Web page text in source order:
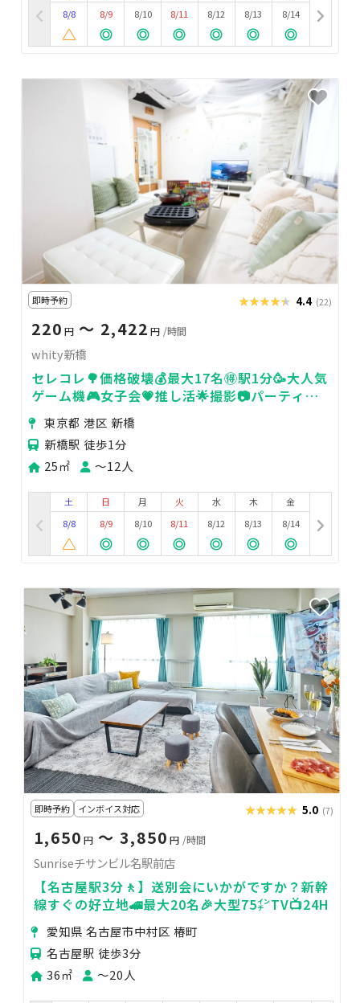
8/8
8/9
8/10
8/11
8/12
8/13
8/14
即時予約 ★★★★★
★★★★★ 4.4 (22)
220 円 〜 2,422 円 /時間
whity新橋
セレコレ🌳価格破壊💰最大17名🉐駅1分🥳大人気
ゲーム機🎮女子会💗推し活🌟撮影📷パーティ🥂
24H🏪飲み会🍻whity新橋
東京都 港区 新橋
新橋駅 徒歩1分
25㎡
〜12人
土
8/8
日
8/9
月
8/10
火
8/11
水
8/12
木
8/13
金
8/14
即時予約 インボイス対応 ★★★★★
★★★★★ 5.0 (7)
1,650 円〜 3,850 円 /時間
Sunriseチサンビル名駅前店
【名古屋駅3分🚶】送別会にいかがですか？新幹
線すぐの好立地🚄最大20名🎉大型75㌅TV📺24H
愛知県 名古屋市中村区 椿町
名古屋駅 徒歩3分
36㎡
〜20人